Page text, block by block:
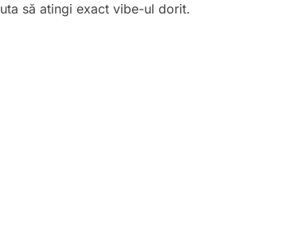
să atingi exact vibe-ul dorit.